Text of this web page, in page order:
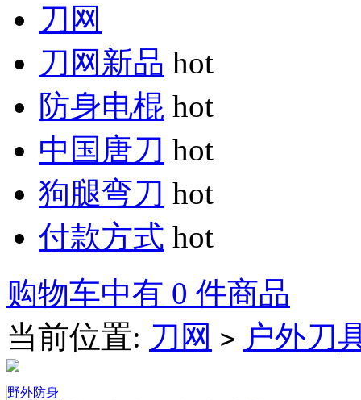
刀网
刀网新品 hot
防身电棍 hot
中国唐刀 hot
狗腿弯刀 hot
付款方式 hot
购物车中有 0 件商品
当前位置: 刀网 > 户外刀
野外防身